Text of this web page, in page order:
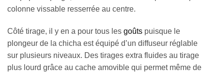
colonne vissable resserrée au centre.
Côté tirage, il y en a pour tous les goûts puisque le
plongeur de la chicha est équipé d’un diffuseur réglable
sur plusieurs niveaux. Des tirages extra fluides au tirage
plus lourd grâce au cache amovible qui permet même de